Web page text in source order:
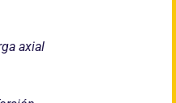
axial